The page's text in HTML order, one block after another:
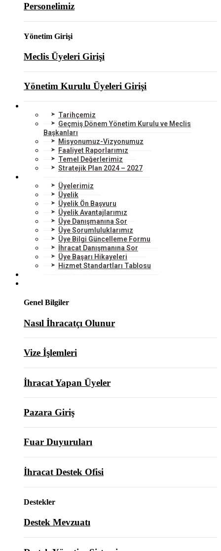
Personelimiz
Yönetim Girişi
Meclis Üyeleri Girişi
Yönetim Kurulu Üyeleri Girişi
Tarihçemiz
Geçmiş Dönem Yönetim Kurulu ve Meclis
Başkanları
Misyonumuz-Vizyonumuz
Faaliyet Raporlarımız
Temel Değerlerimiz
Stratejik Plan 2024 – 2027
Üyelerimiz
Üyelik
Üyelik Ön Başvuru
Üyelik Avantajlarımız
Üye Danışmanına Sor
Üye Sorumluluklarımız
Üye Bilgi Güncelleme Formu
İhracat Danışmanına Sor
Üye Başarı Hikayeleri
Hizmet Standartları Tablosu
Genel Bilgiler
Nasıl İhracatçı Olunur
Vize İşlemleri
İhracat Yapan Üyeler
Pazara Giriş
Fuar Duyuruları
İhracat Destek Ofisi
Destekler
Destek Mevzuatı